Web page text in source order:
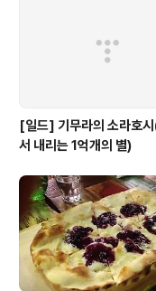
[일드] 기무라의 소라호시
서 내리는 1억개의 별)